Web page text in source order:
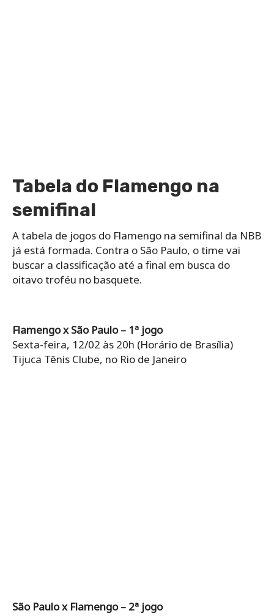
Tabela do Flamengo na
semifinal
A tabela de jogos do Flamengo na semifinal da NBB
já está formada. Contra o São Paulo, o time vai
buscar a classificação até a final em busca do
oitavo troféu no basquete.
Flamengo x São Paulo – 1ª jogo
Sexta-feira, 12/02 às 20h (Horário de Brasília)
Tijuca Tênis Clube, no Rio de Janeiro
São Paulo x Flamengo – 2ª jogo